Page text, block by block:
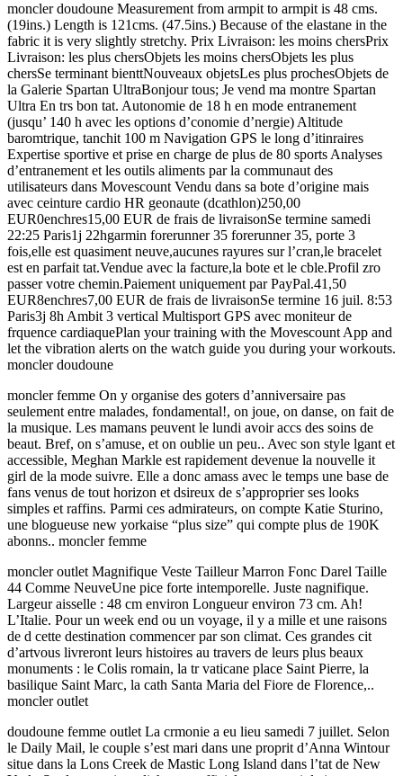
moncler doudoune Measurement from armpit to armpit is 48 cms.
(19ins.) Length is 121cms. (47.5ins.) Because of the elastane in the
fabric it is very slightly stretchy. Prix Livraison: les moins chersPrix
Livraison: les plus chersObjets les moins chersObjets les plus
chersSe terminant bienttNouveaux objetsLes plus prochesObjets de
la Galerie Spartan UltraBonjour tous; Je vend ma montre Spartan
Ultra En trs bon tat. Autonomie de 18 h en mode entranement
(jusqu’ 140 h avec les options d’conomie d’nergie) Altitude
baromtrique, tanchit 100 m Navigation GPS le long d’itinraires
Expertise sportive et prise en charge de plus de 80 sports Analyses
d’entranement et les outils aliments par la communaut des
utilisateurs dans Movescount Vendu dans sa bote d’origine mais
avec ceinture cardio HR geonaute (dcathlon)250,00
EUR0enchres15,00 EUR de frais de livraisonSe termine samedi
22:25 Paris1j 22hgarmin forerunner 35 forerunner 35, porte 3
fois,elle est quasiment neuve,aucunes rayures sur l’cran,le bracelet
est en parfait tat.Vendue avec la facture,la bote et le cble.Profil zro
passer votre chemin.Paiement uniquement par PayPal.41,50
EUR8enchres7,00 EUR de frais de livraisonSe termine 16 juil. 8:53
Paris3j 8h Ambit 3 vertical Multisport GPS avec moniteur de
frquence cardiaquePlan your training with the Movescount App and
let the vibration alerts on the watch guide you during your workouts.
moncler doudoune
moncler femme On y organise des goters d’anniversaire pas
seulement entre malades, fondamental!, on joue, on danse, on fait de
la musique. Les mamans peuvent le lundi avoir accs des soins de
beaut. Bref, on s’amuse, et on oublie un peu.. Avec son style lgant et
accessible, Meghan Markle est rapidement devenue la nouvelle it
girl de la mode suivre. Elle a donc amass avec le temps une base de
fans venus de tout horizon et dsireux de s’approprier ses looks
simples et raffins. Parmi ces admirateurs, on compte Katie Sturino,
une blogueuse new yorkaise “plus size” qui compte plus de 190K
abonns.. moncler femme
moncler outlet Magnifique Veste Tailleur Marron Fonc Darel Taille
44 Comme NeuveUne pice forte intemporelle. Juste nagnifique.
Largeur aisselle : 48 cm environ Longueur environ 73 cm. Ah!
L’Italie. Pour un week end ou un voyage, il y a mille et une raisons
de d cette destination commencer par son climat. Ces grandes cit
d’artvous livreront leurs histoires au travers de leurs plus beaux
monuments : le Colis romain, la tr vaticane place Saint Pierre, la
basilique Saint Marc, la cath Santa Maria del Fiore de Florence,..
moncler outlet
doudoune femme outlet La crmonie a eu lieu samedi 7 juillet. Selon
le Daily Mail, le couple s’est mari dans une proprit d’Anna Wintour
situe dans la Lons Creek de Mastic Long Island dans l’tat de New